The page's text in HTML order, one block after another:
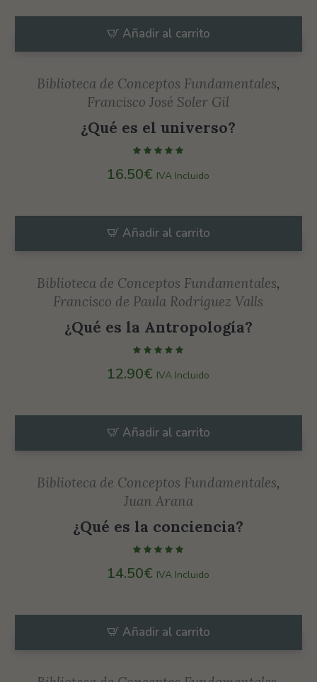
Añadir al carrito
Biblioteca de Conceptos Fundamentales,
Francisco José Soler Gil
¿Qué es el universo?
16.50€ IVA Incluido
Añadir al carrito
Biblioteca de Conceptos Fundamentales,
Francisco de Paula Rodríguez Valls
¿Qué es la Antropología?
12.90€ IVA Incluido
Añadir al carrito
Biblioteca de Conceptos Fundamentales,
Juan Arana
¿Qué es la conciencia?
14.50€ IVA Incluido
Añadir al carrito